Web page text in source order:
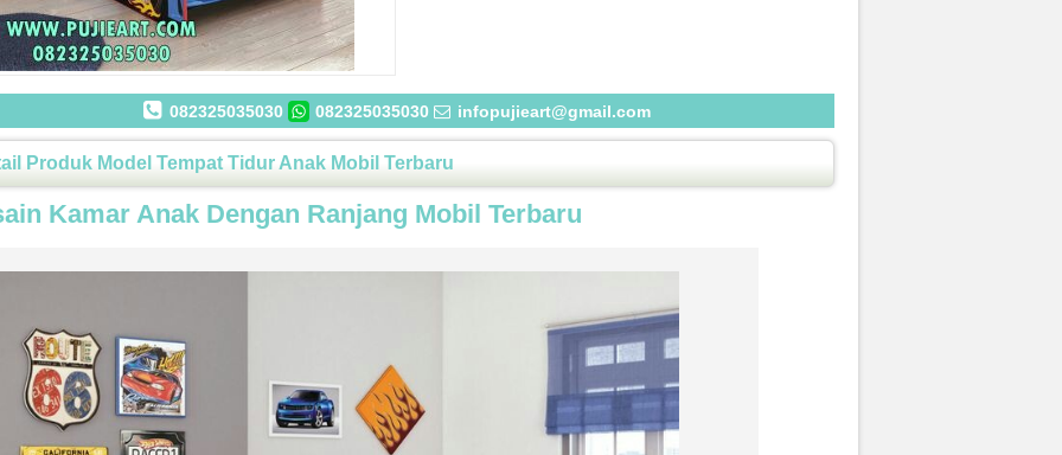
082325035030 082325035030 infopujieart@gmail.com
Produk Model Tempat Tidur Anak Mobil Terbaru
Kamar Anak Dengan Ranjang Mobil Terbaru